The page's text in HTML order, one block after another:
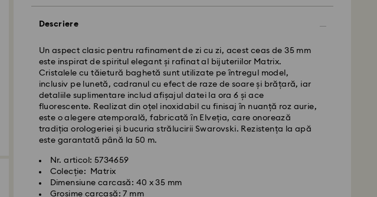
Descriere
Un aspect clasic pentru rafinament de zi cu zi, acest ceas de 35 mm
este inspirat de spiritul elegant și rafinat al bijuteriilor Matrix.
Cristalele cu tăietură baghetă sunt utilizate pe întregul model,
inclusiv pe lunetă, cadranul cu efect de raze de soare și brățară, iar
detaliile suplimentare includ afișajul datei la ora 6 și ace
fluorescente. Realizat din oțel inoxidabil cu finisaj în nuanță roz aurie,
este o alegere atemporală, fabricată în Elveția, care onorează
tradiția orologeriei și bucuria strălucirii Swarovski. Rezistența la apă
este garantată până la 50 m.
Nr. articol: 5734659
Colecție: Matrix
Dimensiune carcasă: 40 x 35 mm
Grosime carcasă: 7 mm
Livrare standard - GLS
Comenzile plasate de luni până vineri până la ora 10:00 CET vor fi
procesate și expediate în aceeași zi lucrătoare.
Termen de livrare standard: 4 zile lucrătoare după procesare și
Costul de expediere standard: RON 30
Livrare standard gratuită peste: RON 500